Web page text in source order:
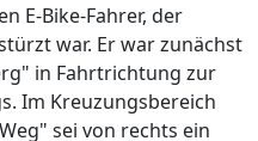
E-Bike-Fahrer, der
war. Er war zunächst
in Fahrtrichtung zur
Im Kreuzungsbereich
sei von rechts ein